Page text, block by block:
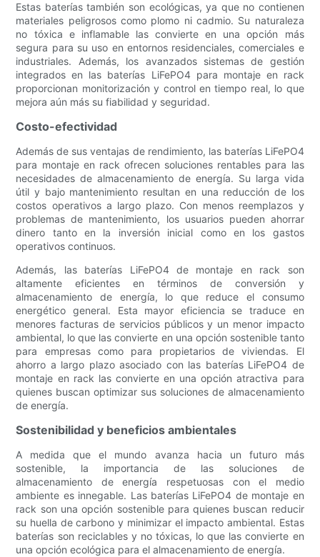
Estas baterías también son ecológicas, ya que no contienen
materiales peligrosos como plomo ni cadmio. Su naturaleza
no tóxica e inflamable las convierte en una opción más
segura para su uso en entornos residenciales, comerciales e
industriales. Además, los avanzados sistemas de gestión
integrados en las baterías LiFePO4 para montaje en rack
proporcionan monitorización y control en tiempo real, lo que
mejora aún más su fiabilidad y seguridad.
Costo-efectividad
Además de sus ventajas de rendimiento, las baterías LiFePO4
para montaje en rack ofrecen soluciones rentables para las
necesidades de almacenamiento de energía. Su larga vida
útil y bajo mantenimiento resultan en una reducción de los
costos operativos a largo plazo. Con menos reemplazos y
problemas de mantenimiento, los usuarios pueden ahorrar
dinero tanto en la inversión inicial como en los gastos
operativos continuos.
Además, las baterías LiFePO4 de montaje en rack son
altamente eficientes en términos de conversión y
almacenamiento de energía, lo que reduce el consumo
energético general. Esta mayor eficiencia se traduce en
menores facturas de servicios públicos y un menor impacto
ambiental, lo que las convierte en una opción sostenible tanto
para empresas como para propietarios de viviendas. El
ahorro a largo plazo asociado con las baterías LiFePO4 de
montaje en rack las convierte en una opción atractiva para
quienes buscan optimizar sus soluciones de almacenamiento
de energía.
Sostenibilidad y beneficios ambientales
A medida que el mundo avanza hacia un futuro más
sostenible, la importancia de las soluciones de
almacenamiento de energía respetuosas con el medio
ambiente es innegable. Las baterías LiFePO4 de montaje en
rack son una opción sostenible para quienes buscan reducir
su huella de carbono y minimizar el impacto ambiental. Estas
baterías son reciclables y no tóxicas, lo que las convierte en
una opción ecológica para el almacenamiento de energía.